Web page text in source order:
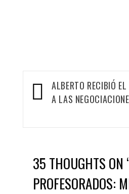
Navegación
de
ALBERTO RECIBIÓ
A LAS
35 THOUGHTS ON
PROFESORADOS: